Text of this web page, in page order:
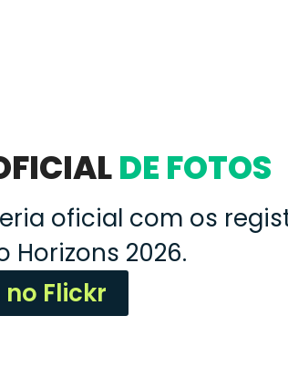
DE FOTOS
oficial com os
Horizons 2026.
Flickr